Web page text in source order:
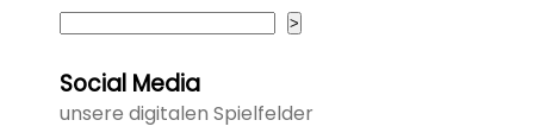
>
Social Media
unsere digitalen Spielfelder